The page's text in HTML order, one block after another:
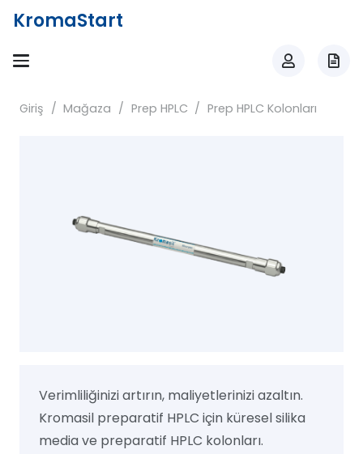
KromaStart
Giriş / Mağaza / Prep HPLC / Prep HPLC Kolonları
Verimliliğinizi artırın, maliyetlerinizi azaltın.
Kromasil preparatif HPLC için küresel silika
media ve preparatif HPLC kolonları.